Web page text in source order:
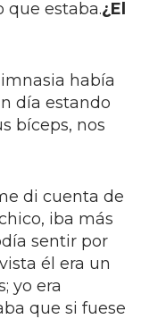
que estaba.¿El
había
día estando
bíceps, nos
di cuenta de
iba más
sentir por
él era un
yo era
que si fuese